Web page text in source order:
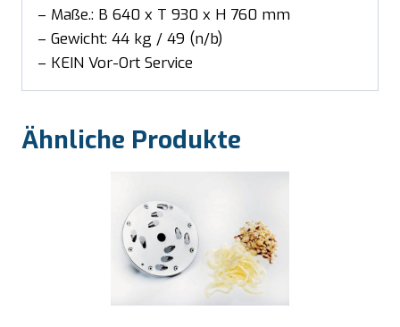
– Maße.: B 640 x T 930 x H 760 mm
– Gewicht: 44 kg / 49 (n/b)
– KEIN Vor-Ort Service
Ähnliche Produkte